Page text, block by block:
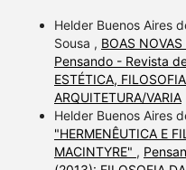
Helder Buenos Aires
Sousa , BOAS
Pensando - Revista
ESTÉTICA,
ARQUITETURA/VARIA
Helder Buenos Aires
"HERMENÊUTICA E
MACINTYRE" ,